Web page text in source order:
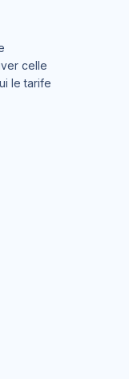
celle
le tarife